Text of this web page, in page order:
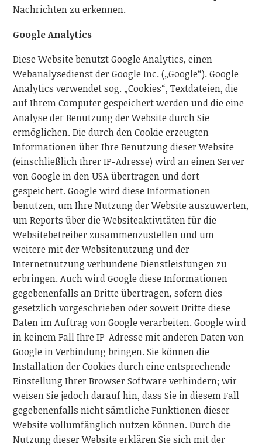
Nachrichten zu erkennen.
Google Analytics
Diese Website benutzt Google Analytics, einen
Webanalysedienst der Google Inc. („Google“). Google
Analytics verwendet sog. „Cookies“, Textdateien, die
auf Ihrem Computer gespeichert werden und die eine
Analyse der Benutzung der Website durch Sie
ermöglichen. Die durch den Cookie erzeugten
Informationen über Ihre Benutzung dieser Website
(einschließlich Ihrer IP-Adresse) wird an einen Server
von Google in den USA übertragen und dort
gespeichert. Google wird diese Informationen
benutzen, um Ihre Nutzung der Website auszuwerten,
um Reports über die Websiteaktivitäten für die
Websitebetreiber zusammenzustellen und um
weitere mit der Websitenutzung und der
Internetnutzung verbundene Dienstleistungen zu
erbringen. Auch wird Google diese Informationen
gegebenenfalls an Dritte übertragen, sofern dies
gesetzlich vorgeschrieben oder soweit Dritte diese
Daten im Auftrag von Google verarbeiten. Google wird
in keinem Fall Ihre IP-Adresse mit anderen Daten von
Google in Verbindung bringen. Sie können die
Installation der Cookies durch eine entsprechende
Einstellung Ihrer Browser Software verhindern; wir
weisen Sie jedoch darauf hin, dass Sie in diesem Fall
gegebenenfalls nicht sämtliche Funktionen dieser
Website vollumfänglich nutzen können. Durch die
Nutzung dieser Website erklären Sie sich mit der